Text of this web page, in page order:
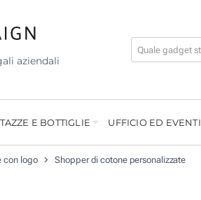
aziendali
TAZZE E BOTTIGLIE UFFICIO ED EVENTI
con logo Shopper di cotone personalizzate